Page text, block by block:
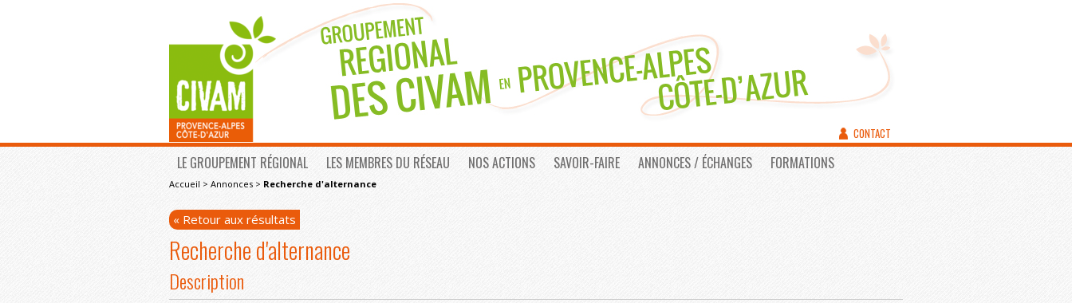
CONTACT
LE GROUPEMENT RÉGIONAL LES MEMBRES DU RÉSEAU NOS ACTIONS SAVOIR-FAIRE ANNONCES / ÉCHANGES FORMATIONS
Accueil > Annonces > Recherche d'alternance
« Retour aux résultats
Recherche d'alternance
Description